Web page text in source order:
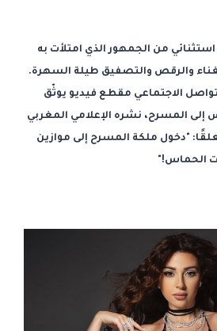
من الجمهور الذي امتلأت به
والرقص والتصفيق طيلة السهرة.
الاجتماعي مقطع فيديو يوثّق
إلى المسرح، نشره الإعلامي المغربي
"دخول ملكة المسرح إلى موازين
الحماس!"